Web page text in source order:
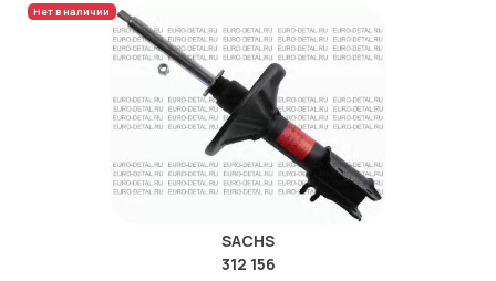
Нет в наличии
SACHS
312 156